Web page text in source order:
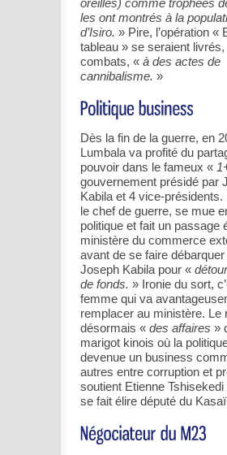
oreilles) comme trophées
les ont montrés à la
d’Isiro. » Pire, l’opération «
tableau » se seraient
combats, « à des actes de
cannibalisme. »
Dès la fin de la guerre, en
Lumbala va profité du
pouvoir dans le fameux «
gouvernement présidé par
Kabila et 4 vice-présidents.
le chef de guerre, se mue
politique et fait un passage
ministère du commerce
avant de se faire débarquer
Joseph Kabila pour «
de fonds. » Ironie du sort,
femme qui va
remplacer au ministère. Le
désormais « des affaires »
marigot kinois où la
devenue un business
autres entre corruption et
soutient Etienne Tshisekedi
se fait élire député du